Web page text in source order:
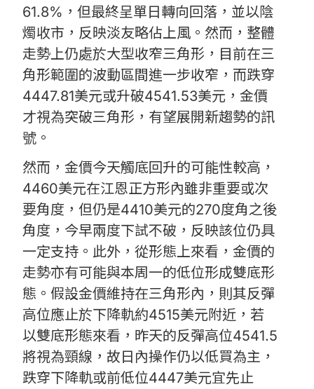
61.8%，但最終呈單日轉向回落，並以陰
燭收市，反映淡友略佔上風。然而，整體
走勢上仍處於大型收窄三角形，目前在三
角形範圍的波動區間進一步收窄，而跌穿
4447.81美元或升破4541.53美元，金價
才視為突破三角形，有望展開新趨勢的訊
號。
然而，金價今天觸底回升的可能性較高，
4460美元在江恩正方形內雖非重要或次
要角度，但仍是4410美元的270度角之後
角度，今早兩度下試不破，反映該位仍具
一定支持。此外，從形態上來看，金價的
走勢亦有可能與本周一的低位形成雙底形
態。假設金價維持在三角形內，則其反彈
高位應止於下降軌約4515美元附近，若
以雙底形態來看，昨天的反彈高位4541.5
將視為頸線，故日內操作仍以低買為主，
跌穿下降軌或前低位4447美元宜先止